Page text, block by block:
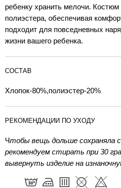
ребенку хранить мелочи.
полиэстера, обеспечивая
подходит для повседневных
жизни вашего ребенка.
СОСТАВ
Хлопок-80%,полиэстер-20%
РЕКОМЕНДАЦИИ ПО УХОДУ
Чтобы вещь дольше сохраняла
рекомендуем стирать при 30
вывернуть изделие на